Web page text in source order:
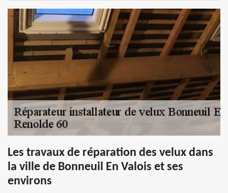
Les travaux de réparation des velux dans
la ville de Bonneuil En Valois et ses
environs